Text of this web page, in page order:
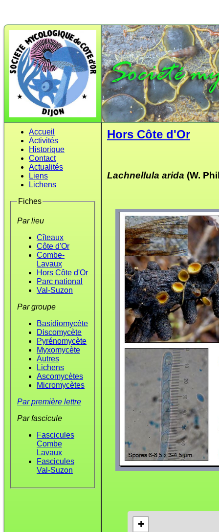
Accueil
Activités
Historique
Contact
Actualités
Liens
Lichens
Fiches
Par lieu
Cîteaux
Côte d'Or
Combe-
Lavaux
Hors Côte d'Or
Parc national
Val-Suzon
Par groupe
Basidiomycète
Discomycète
Pyrénomycète
Myxomycète
Autres
Lichens
Ascomycètes
Micromycètes
Par première lettre
Par fascicule
Fascicules
Combe
Lavaux
Fascicules
Val-Suzon
Hors Côte d'Or
Lachnellula arida (W.
+